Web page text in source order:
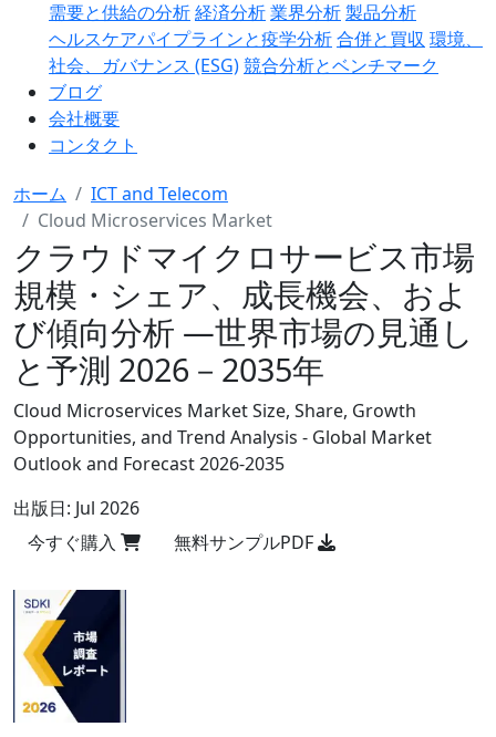
需要と供給の分析経済分析業界分析製品分析
ヘルスケアパイプラインと疫学分析合併と買収 環境、
社会、ガバナンス (ESG)競合分析とベンチマーク
ブログ
会社概要
コンタクト
ホーム
ICT and Telecom
Cloud Microservices Market
クラウドマイクロサービス市場
規模・シェア、成長機会、およ
び傾向分析 ―世界市場の見通し
と予測 2026－2035年
Cloud Microservices Market Size, Share, Growth
Opportunities, and Trend Analysis - Global Market
Outlook and Forecast 2026-2035
出版日: Jul 2026
今すぐ購入
無料サンプルPDF